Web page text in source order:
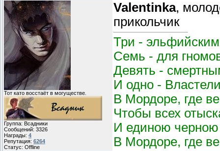
Тот като восстаёт в могуществе.
Группа: Всадники
Сообщений: 3326
Награды: 4
Репутация: 6264
Статус: Offline
Valentinka,
прикольчик
Три -
Семь - для
Девять -
И одно -
В Мордоре, где
Чтобы всех
И единою черною
В Мордоре, где